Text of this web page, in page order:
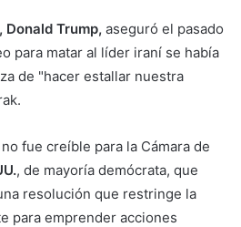
Donald Trump, aseguró el pasado
para matar al líder iraní se había
de "hacer estallar nuestra
fue creíble para la Cámara de
, de mayoría demócrata, que
resolución que restringe la
para emprender acciones